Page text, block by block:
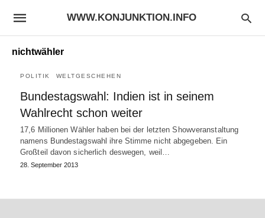
WWW.KONJUNKTION.INFO
nichtwähler
POLITIK WELTGESCHEHEN
Bundestagswahl: Indien ist in seinem
Wahlrecht schon weiter
17,6 Millionen Wähler haben bei der letzten Showveranstaltung
namens Bundestagswahl ihre Stimme nicht abgegeben. Ein
Großteil davon sicherlich deswegen, weil…
28. September 2013